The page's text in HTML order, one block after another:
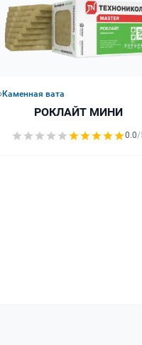
Каменная вата
РОКЛАЙТ МИНИ
0.0/